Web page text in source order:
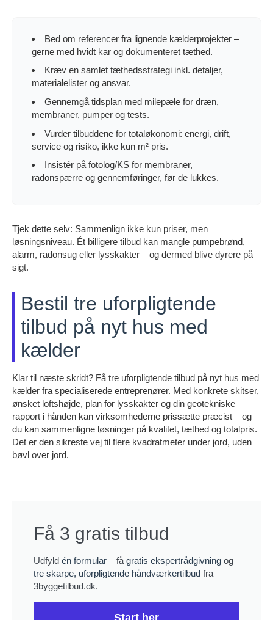
Bed om referencer fra lignende kælderprojekter –
gerne med hvidt kar og dokumenteret tæthed.
Kræv en samlet tæthedsstrategi inkl. detaljer,
materialelister og ansvar.
Gennemgå tidsplan med milepæle for dræn,
membraner, pumper og tests.
Vurder tilbuddene for totaløkonomi: energi, drift,
service og risiko, ikke kun m² pris.
Insistér på fotolog/KS for membraner,
radonspærre og gennemføringer, før de lukkes.
Tjek dette selv: Sammenlign ikke kun priser, men
løsningsniveau. Ét billigere tilbud kan mangle pumpebrønd,
alarm, radonsug eller lysskakter – og dermed blive dyrere på
sigt.
Bestil tre uforpligtende
tilbud på nyt hus med
kælder
Klar til næste skridt? Få tre uforpligtende tilbud på nyt hus med
kælder fra specialiserede entreprenører. Med konkrete skitser,
ønsket loftshøjde, plan for lysskakter og din geotekniske
rapport i hånden kan virksomhederne prissætte præcist – og
du kan sammenligne løsninger på kvalitet, tæthed og totalpris.
Det er den sikreste vej til flere kvadratmeter under jord, uden
bøvl over jord.
Få 3 gratis tilbud
Udfyld én formular – få gratis ekspertrådgivning og
tre skarpe, uforpligtende håndværkertilbud fra
3byggetilbud.dk.
Start her